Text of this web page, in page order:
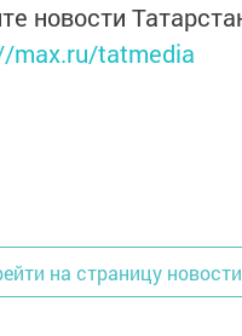
новости
max.ru/tatmedia
на страницу новости